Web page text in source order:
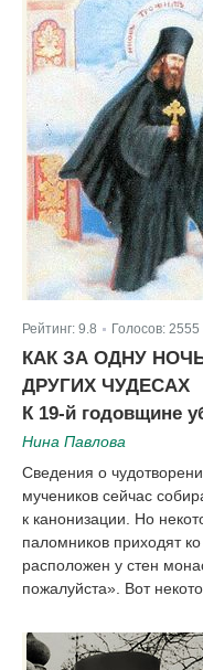
Рейтинг: 9.8 Голосов: 2555
КАК ЗА ОДНУ
ДРУГИХ ЧУДЕСАХ
К 19-й годовщине
Нина Павлова
Сведения о
мучеников сейчас
к канонизации. Но
паломников приходят
расположен у стен
пожалуйста». Вот